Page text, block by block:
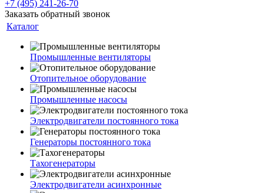
+7 (495) 241-26-70
Заказать обратный звонок
Каталог
Промышленные вентиляторы
Отопительное оборудование
Промышленные насосы
Электродвигатели постоянного тока
Генераторы постоянного тока
Тахогенераторы
Электродвигатели асинхронные